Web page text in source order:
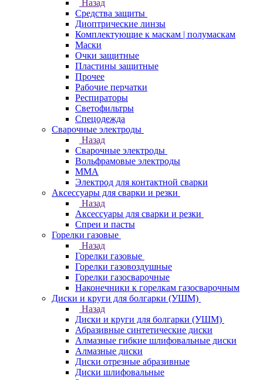
Назад
Средства защиты
Диоптрические линзы
Комплектующие к маскам | полумаскам
Маски
Очки защитные
Пластины защитные
Прочее
Рабочие перчатки
Респираторы
Светофильтры
Спецодежда
Сварочные электроды
Назад
Сварочные электроды
Вольфрамовые электроды
ММА
Электрод для контактной сварки
Аксессуары для сварки и резки
Назад
Аксессуары для сварки и резки
Спреи и пасты
Горелки газовые
Назад
Горелки газовые
Горелки газовоздушные
Горелки газосварочные
Наконечники к горелкам газосварочным
Диски и круги для болгарки (УШМ)
Назад
Диски и круги для болгарки (УШМ)
Абразивные синтетические диски
Алмазные гибкие шлифовальные диски
Алмазные диски
Диски отрезные абразивные
Диски шлифовальные